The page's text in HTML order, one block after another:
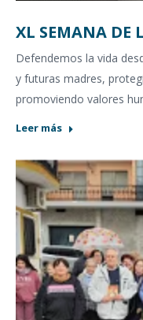
XL SEMANA DE
Defendemos la vida
y futuras madres,
promoviendo valores
Leer más